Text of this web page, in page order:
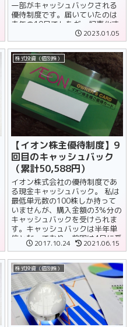
一部がキャッシュバックされる
優待制度です。届いていたのは
去年の10月でしたが、記事化す
るのを怠っていたためこのタイ
ミングでアッ......
2023.01.05
株式投資（個別株）
【イオン株主優待制度】9
回目のキャッシュバック
（累計50,588円）
イオン株式会社の優待制度であ
る現金キャッシュバック。 私は
最低単元数の100株しか持って
いませんが、購入金額の3％分の
キャッシュバックを受けられま
す。キャッシュバックは半年単
位となっており、前回は4月に受
け取りました。 さて今回は保有
し......
2017.10.24 2021.06.15
株式投資（個別株）